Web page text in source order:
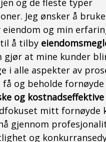
Jeg ønsker å
og min
å tilby
gjør at mine kunder
i alle aspekter av
og beholde
og
mitt fornøyde
gjennom
og